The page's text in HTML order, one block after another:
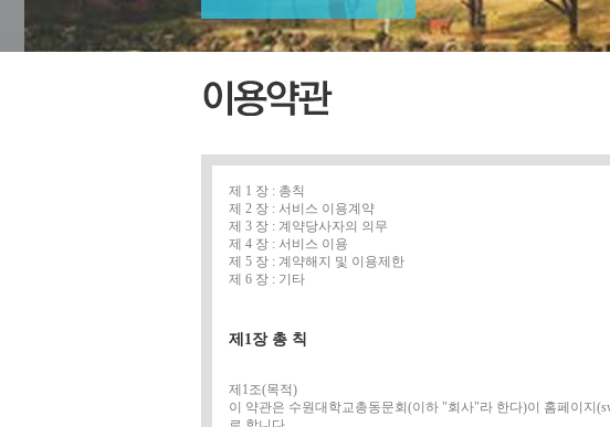
제 1 장 : 총칙
제 2 장 : 서비스 이용계약
제 3 장 : 계약당사자의 의무
제 4 장 : 서비스 이용
제 5 장 : 계약해지 및 이용제한
제 6 장 : 기타
제1장 총 칙
제1조(목적)
이 약관은 수원대학교총동문회(이하 "회사"라 한다)이 홈페이지